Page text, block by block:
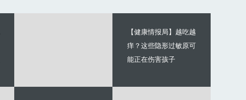
【健康情报局】越吃越
痒？这些隐形过敏原可
能正在伤害孩子